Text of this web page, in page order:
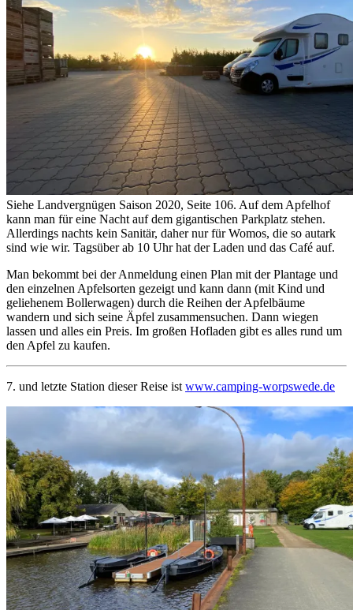
Siehe Landvergnügen Saison 2020, Seite 106. Auf dem Apfelhof
kann man für eine Nacht auf dem gigantischen Parkplatz stehen.
Allerdings nachts kein Sanitär, daher nur für Womos, die so autark
sind wie wir. Tagsüber ab 10 Uhr hat der Laden und das Café auf.
Man bekommt bei der Anmeldung einen Plan mit der Plantage und
den einzelnen Apfelsorten gezeigt und kann dann (mit Kind und
geliehenem Bollerwagen) durch die Reihen der Apfelbäume
wandern und sich seine Äpfel zusammensuchen. Dann wiegen
lassen und alles ein Preis. Im großen Hofladen gibt es alles rund um
den Apfel zu kaufen.
7. und letzte Station dieser Reise istwww.camping-worpswede.de